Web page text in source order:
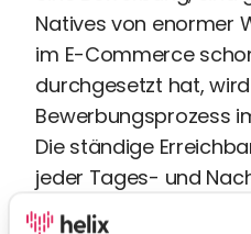
Natives von enormer
im E-Commerce
durchgesetzt hat,
Bewerbungsprozess
Die ständige
jeder Tages- und
beliebig vielen